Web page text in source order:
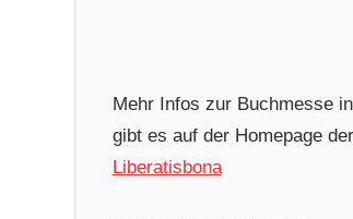
Mehr Infos zur Buchmesse
gibt es auf der Homepage
Liberatisbona